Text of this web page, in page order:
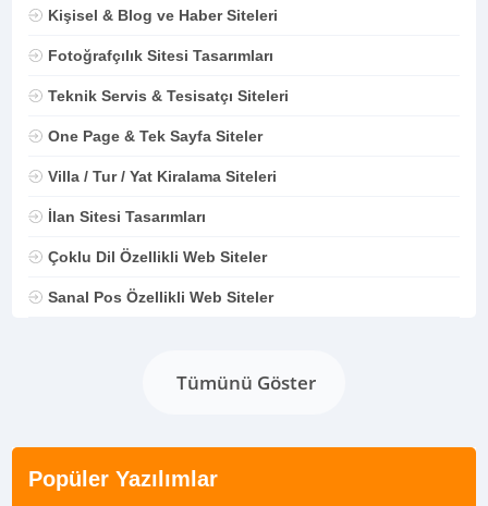
Kişisel & Blog ve Haber Siteleri
Fotoğrafçılık Sitesi Tasarımları
Teknik Servis & Tesisatçı Siteleri
One Page & Tek Sayfa Siteler
Villa / Tur / Yat Kiralama Siteleri
İlan Sitesi Tasarımları
Çoklu Dil Özellikli Web Siteler
Sanal Pos Özellikli Web Siteler
Tümünü Göster
Popüler Yazılımlar